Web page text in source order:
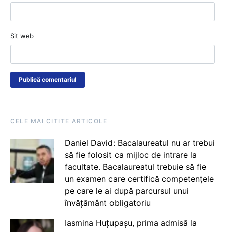
Sit web
CELE MAI CITITE ARTICOLE
Daniel David: Bacalaureatul nu ar trebui
să fie folosit ca mijloc de intrare la
facultate. Bacalaureatul trebuie să fie
un examen care certifică competențele
pe care le ai după parcursul unui
învățământ obligatoriu
Iasmina Huțupașu, prima admisă la